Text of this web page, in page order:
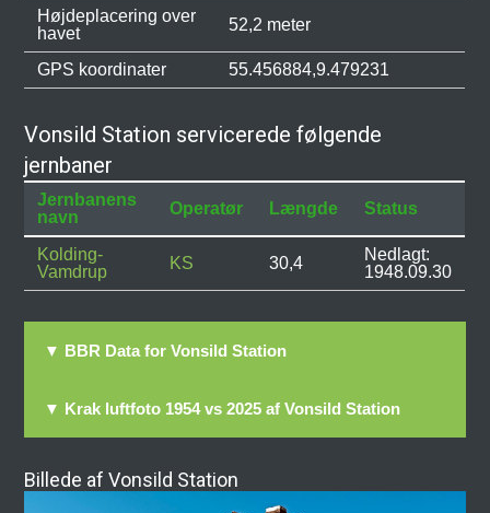
Højdeplacering over
havet
52,2 meter
GPS koordinater 55.456884,9.479231
Vonsild Station servicerede følgende
jernbaner
Jernbanens
navn
Operatør Længde Status
Kolding-
Vamdrup
KS 30,4
Nedlagt:
1948.09.30
▼ BBR Data for Vonsild Station
▼ Krak luftfoto 1954 vs 2025 af Vonsild Station
Billede af Vonsild Station